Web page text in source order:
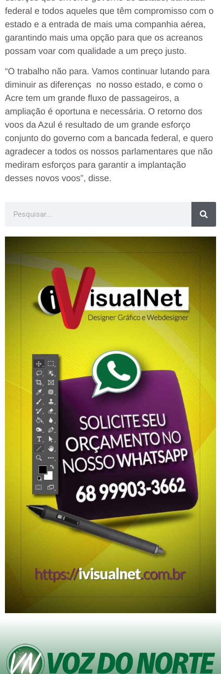
federal e todos aqueles que têm compromisso com o
estado e a entrada de mais uma companhia aérea,
garantindo mais uma opção para que os acreanos
possam voar com qualidade a um preço justo.
“O trabalho não para. Vamos continuar lutando para
diminuir as diferenças no nosso estado, e como o
Acre tem um grande fluxo de passageiros, a
ampliação é oportuna e necessária. O retorno dos
voos da Azul é resultado de um grande esforço
conjunto do governo com a bancada federal, e quero
agradecer a todos os nossos parlamentares que não
mediram esforços para garantir a implantação
desses novos voos”, disse.